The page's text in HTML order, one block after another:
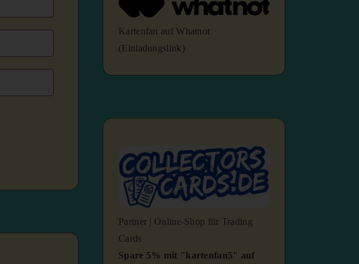
Kartenfan auf Whatnot
(Einladungslink)
Partner | Online-Shop für Trading
Cards
Spare 5% mit "kartenfan5" auf